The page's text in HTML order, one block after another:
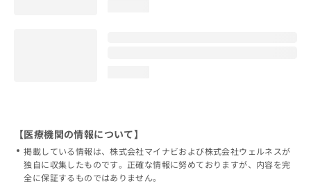
【医療機関の情報について】
掲載している情報は、株式会社マイナビおよび株式会社ウェルネスが
独自に収集したものです。正確な情報に努めておりますが、内容を完
全に保証するものではありません。